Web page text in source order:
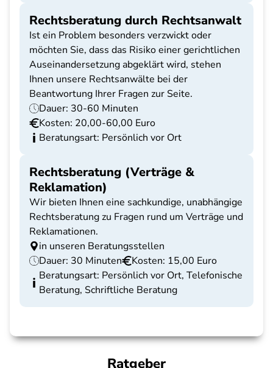
Rechtsberatung durch Rechtsanwalt
Ist ein Problem besonders verzwickt oder
möchten Sie, dass das Risiko einer gerichtlichen
Auseinandersetzung abgeklärt wird, stehen
Ihnen unsere Rechtsanwälte bei der
Beantwortung Ihrer Fragen zur Seite.
Dauer: 30-60 Minuten
Kosten: 20,00-60,00 Euro
Beratungsart: Persönlich vor Ort
Rechtsberatung (Verträge &
Reklamation)
Wir bieten Ihnen eine sachkundige, unabhängige
Rechtsberatung zu Fragen rund um Verträge und
Reklamationen.
in unseren Beratungsstellen
Dauer: 30 Minuten
Kosten: 15,00 Euro
Beratungsart: Persönlich vor Ort, Telefonische
Beratung, Schriftliche Beratung
Ratgeber